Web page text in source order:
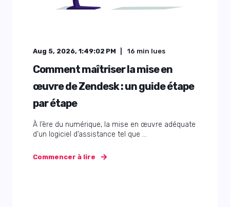
Aug 5, 2026, 1:49:02 PM 16 min lues
Comment maîtriser la mise en
œuvre de Zendesk : un guide étape
par étape
À l’ère du numérique, la mise en œuvre adéquate
d’un logiciel d’assistance tel que ...
Commencer à lire